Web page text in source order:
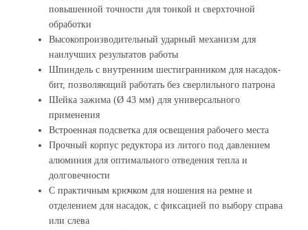
повышенной точности для тонкой и сверхточной
обработки
Высокопроизводительный ударный механизм для
наилучших результатов работы
Шпиндель с внутренним шестигранником для насадок-
бит, позволяющий работать без сверлильного патрона
Шейка зажима (Ø 43 мм) для универсального
применения
Встроенная подсветка для освещения рабочего места
Прочный корпус редуктора из литого под давлением
алюминия для оптимального отведения тепла и
долговечности
С практичным крючком для ношения на ремне и
отделением для насадок, с фиксацией по выбору справа
или слева